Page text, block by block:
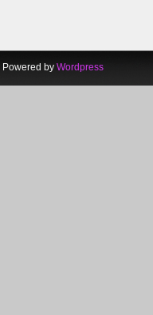
| Powered by Wordpress